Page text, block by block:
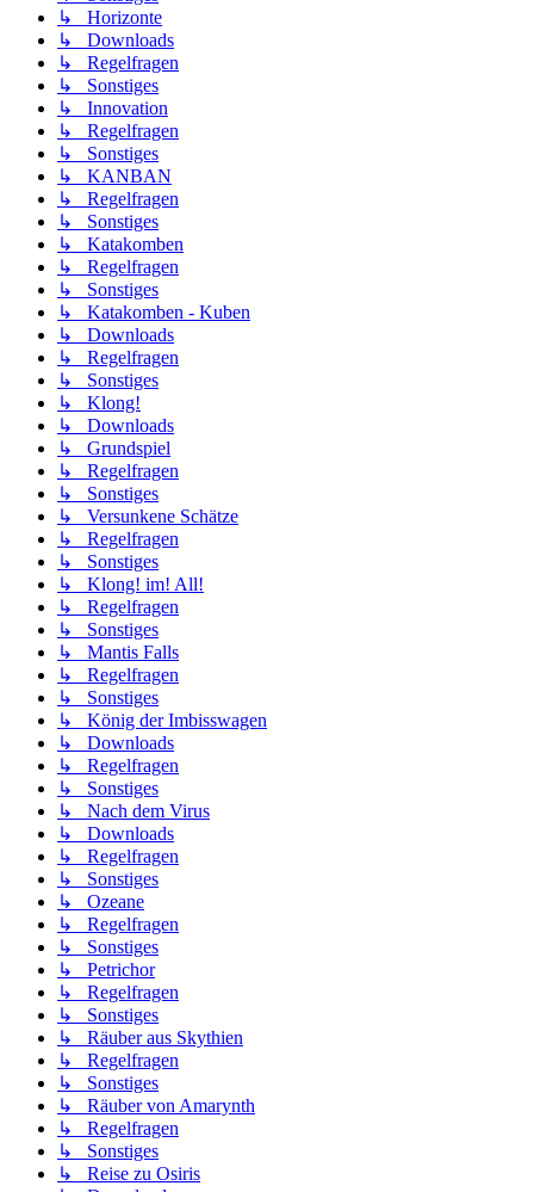
↳ Horizonte
↳ Downloads
↳ Regelfragen
↳ Sonstiges
↳ Innovation
↳ Regelfragen
↳ Sonstiges
↳ KANBAN
↳ Regelfragen
↳ Sonstiges
↳ Katakomben
↳ Regelfragen
↳ Sonstiges
↳ Katakomben - Kuben
↳ Downloads
↳ Regelfragen
↳ Sonstiges
↳ Klong!
↳ Downloads
↳ Grundspiel
↳ Regelfragen
↳ Sonstiges
↳ Versunkene Schätze
↳ Regelfragen
↳ Sonstiges
↳ Klong! im! All!
↳ Regelfragen
↳ Sonstiges
↳ Mantis Falls
↳ Regelfragen
↳ Sonstiges
↳ König der Imbisswagen
↳ Downloads
↳ Regelfragen
↳ Sonstiges
↳ Nach dem Virus
↳ Downloads
↳ Regelfragen
↳ Sonstiges
↳ Ozeane
↳ Regelfragen
↳ Sonstiges
↳ Petrichor
↳ Regelfragen
↳ Sonstiges
↳ Räuber aus Skythien
↳ Regelfragen
↳ Sonstiges
↳ Räuber von Amarynth
↳ Regelfragen
↳ Sonstiges
↳ Reise zu Osiris